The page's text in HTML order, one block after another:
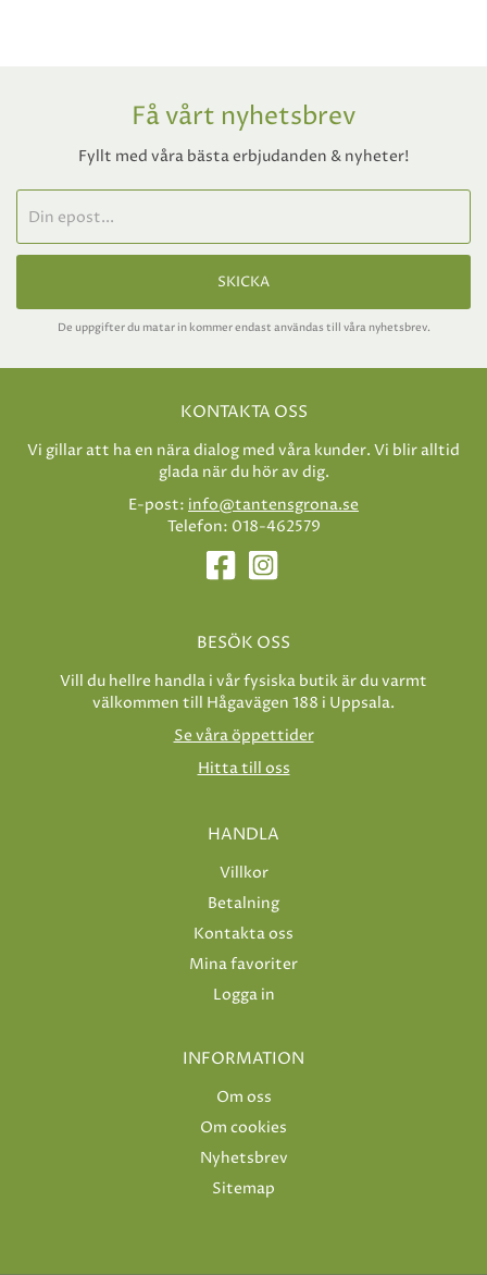
Få vårt nyhetsbrev
Fyllt med våra bästa erbjudanden & nyheter!
SKICKA
De uppgifter du matar in kommer endast användas till våra nyhetsbrev.
KONTAKTA OSS
Vi gillar att ha en nära dialog med våra kunder. Vi blir alltid
glada när du hör av dig.
E-post: info@tantensgrona.se
Telefon: 018-462579
BESÖK OSS
Vill du hellre handla i vår fysiska butik är du varmt
välkommen till Hågavägen 188 i Uppsala.
Se våra öppettider
Hitta till oss
HANDLA
Villkor
Betalning
Kontakta oss
Mina favoriter
Logga in
INFORMATION
Om oss
Om cookies
Nyhetsbrev
Sitemap